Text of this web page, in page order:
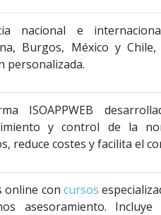
nacional e
Burgos, México y
personalizada.
ISOAPPWEB
y control de la
reduce costes y facilita el
online con cursos
asesoramiento.